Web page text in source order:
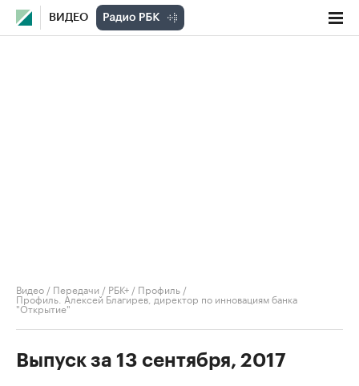
ВИДЕО
Видео / Передачи / РБК+ / Профиль /
Профиль. Алексей Благирев, директор по инновациям банка
"Открытие"
Выпуск за 13 сентября, 2017